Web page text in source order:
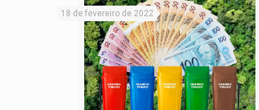
18 de fevereiro de 2022